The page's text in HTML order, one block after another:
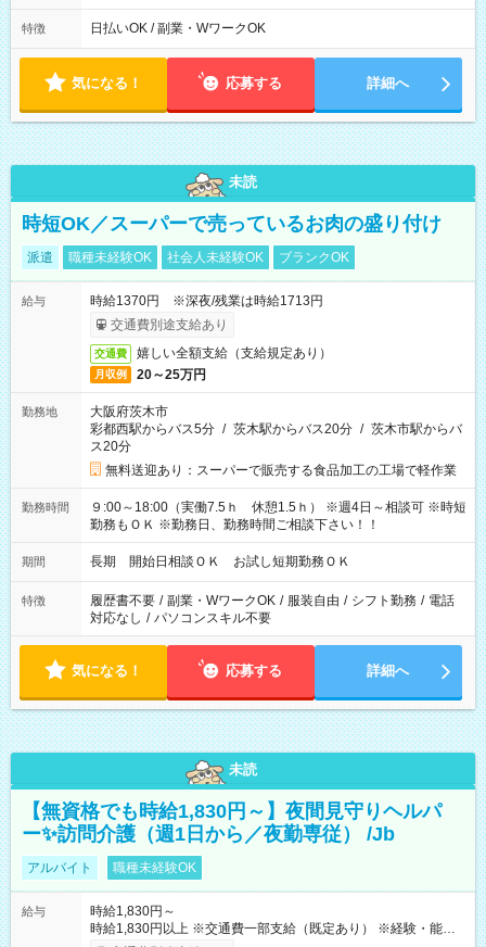
特徴 日払いOK / 副業・WワークOK
気になる！ 応募する 詳細へ
未読
時短OK／スーパーで売っているお肉の盛り付け
派遣 職種未経験OK 社会人未経験OK ブランクOK
給与
時給1370円 ※深夜/残業は時給1713円
交通費別途支給あり
交通費 嬉しい全額支給（支給規定あり）
月収例 20～25万円
勤務地
大阪府茨木市
彩都西駅からバス5分 / 茨木駅からバス20分 / 茨木市駅からバ
ス20分
無料送迎あり：スーパーで販売する食品加工の工場で軽作業
勤務時間
９:00～18:00（実働7.5ｈ 休憩1.5ｈ） ※週4日～相談可 ※時短
勤務もＯＫ ※勤務日、勤務時間ご相談下さい！！
期間 長期 開始日相談ＯＫ お試し短期勤務ＯＫ
特徴 履歴書不要 / 副業・WワークOK / 服装自由 / シフト勤務 / 電話
対応なし / パソコンスキル不要
気になる！ 応募する 詳細へ
未読
【無資格でも時給1,830円～】夜間見守りヘルパ
ー✨訪問介護（週1日から／夜勤専従） /Jb
アルバイト 職種未経験OK
給与
時給1,830円～
時給1,830円以上 ※交通費一部支給（既定あり） ※経験・能力を